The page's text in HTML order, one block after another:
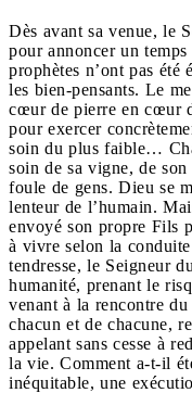
Dès avant sa venue, le
pour annoncer un
prophètes n’ont pas été
les bien-pensants. Le
cœur de pierre en cœur
pour exercer
soin du plus faible…
soin de sa vigne, de
foule de gens. Dieu se
lenteur de l’humain.
envoyé son propre Fils
à vivre selon la
tendresse, le Seigneur
humanité, prenant le
venant à la rencontre du
chacun et de chacune,
appelant sans cesse à
la vie. Comment a-t-il
inéquitable, une